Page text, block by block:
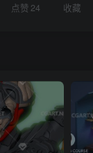
点赞24 收藏